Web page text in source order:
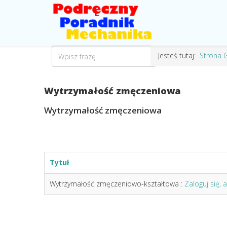
Jesteś tutaj: Strona
Wytrzymałość zmęczeniowa
Wytrzymałość zmęczeniowa
Tytuł
Wytrzymałość zmęczeniowo-kształtowa : Zaloguj się,